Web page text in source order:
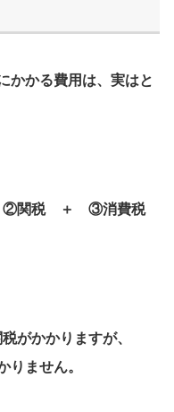
かかる費用は、実はと
②関税 ＋ ③消費税
がかかりますが、
りません。